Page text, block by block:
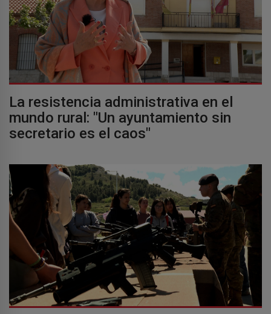
La resistencia administrativa en el
mundo rural: "Un ayuntamiento sin
secretario es el caos"